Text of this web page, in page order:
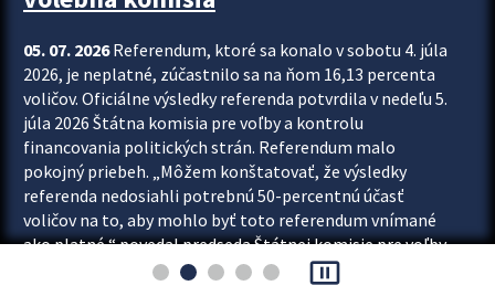
05. 07. 2026Referendum, ktoré sa konalo v sobotu 4. júla
2026, je neplatné, zúčastnilo sa na ňom 16,13 percenta
voličov. Oficiálne výsledky referenda potvrdila v nedeľu 5.
júla 2026 Štátna komisia pre voľby a kontrolu
financovania politických strán. Referendum malo
pokojný priebeh. „Môžem konštatovať, že výsledky
referenda nedosiahli potrebnú 50-percentnú účasť
voličov na to, aby mohlo byť toto referendum vnímané
ako platné,“ povedal predseda Štátnej komisie pre voľby
a kontrolu financovania politických...
pause_presentation